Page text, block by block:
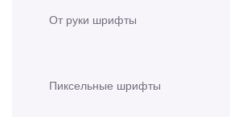
От руки шрифты
Пиксельные шрифты